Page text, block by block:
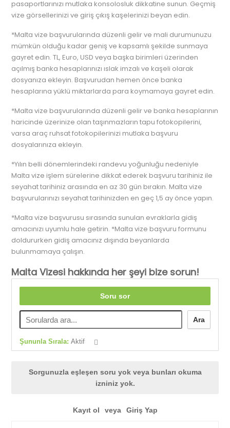
pasaportlarınızı mutlaka konsolosluk dikkatine sunun. Geçmiş
vize görsellerinizi ve giriş çıkış kaşelerinizi beyan edin.
*Malta vize başvurularında düzenli gelir ve mali durumunuzu
mümkün olduğu kadar geniş ve kapsamlı şekilde sunmaya
gayret edin. TL, Euro, USD veya başka birimleri üzerinden
açılmış banka hesaplarınızı ıslak imzalı ve kaşeli olarak
dosyanıza ekleyin. Başvurudan hemen önce banka
hesaplarına yüklü miktarlarda para koymamaya gayret edin.
*Malta vize başvurularında düzenli gelir ve banka hesaplarının
haricinde üzerinize olan taşınmazların tapu fotokopilerini,
varsa araç ruhsat fotokopilerinizi mutlaka başvuru
dosyalarınıza ekleyin.
*Yılın belli dönemlerindeki randevu yoğunluğu nedeniyle
Malta vize işlem sürelerine dikkat ederek başvuru tarihiniz ile
seyahat tarihiniz arasında en az 30 gün bırakın. Malta vize
başvurularınızı seyahat tarihinizden en geç 1,5 ay önce yapın.
*Malta vize başvurusu sırasında sunulan evraklarla gidiş
amacınızı uyumlu hale getirin. *Malta vize başvuru formunu
doldururken gidiş amacınız dışında beyanlarda
bulunmamaya çalışın.
Malta Vizesi hakkında her şeyi bize sorun!
Soru sor
Ara
Şununla Sırala:Aktif
Sorgunuzla eşleşen soru yok veya bunları okuma
izniniz yok.
Kayıt ol veya Giriş Yap